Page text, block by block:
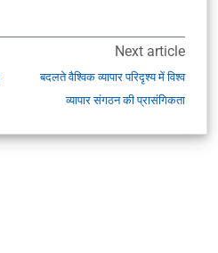
Next article
बदलते वैश्विक व्यापार परिदृश्य में विश्व
व्यापार संगठन की प्रासंगिकता